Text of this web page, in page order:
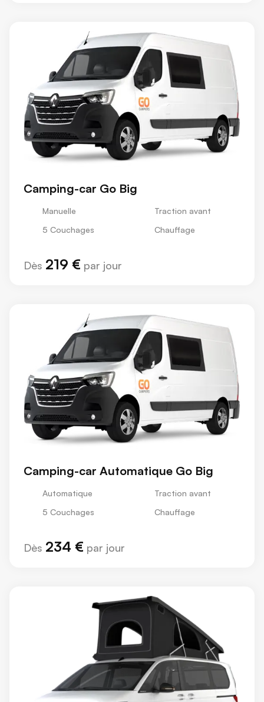
Camping-car Go Big
Manuelle
Traction avant
5 Couchages
Chauffage
Dès 219 € par jour
Camping-car Automatique Go Big
Automatique
Traction avant
5 Couchages
Chauffage
Dès 234 € par jour